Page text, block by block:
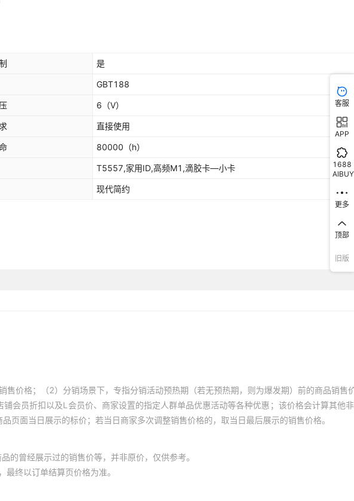
是
GBT188
6 （V）
直接使用
80000 （h）
T5557,家用ID,高频M1,滴胶卡—小卡
现代简约
价格；（2）分销场景下，专指分销活动预热期（若无预热期，则为爆发期）前的商品销售
会员折扣以及L会员价、商家设置的指定人群单品优惠活动等各种优惠；该价格会计算其他
面当日展示的标价；若当日商家多次调整销售价格的，取当日最后展示的销售价格。
的曾经展示过的销售价等，并非原价，仅供参考。
终以订单结算页价格为准。
客服
APP
1688
AIBUY
更多
顶部
旧版